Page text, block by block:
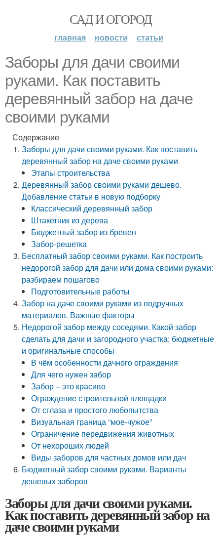
САД И ОГОРОД
главная новости статьи
Заборы для дачи своими
руками. Как поставить
деревянный забор на даче
своими руками
Содержание
Заборы для дачи своими руками. Как поставить
деревянный забор на даче своими руками
Этапы строительства
Деревянный забор своими руками дешево.
Добавление статьи в новую подборку
Классический деревянный забор
Штакетник из дерева
Бюджетный забор из бревен
Забор-решетка
Бесплатный забор своими руками. Как построить
недорогой забор для дачи или дома своими руками:
разбираем пошагово
Подготовительные работы
Забор на даче своими руками из подручных
материалов. Важные факторы
Недорогой забор между соседями. Какой забор
сделать для дачи и загородного участка: бюджетные
и оригинальные способы
В чём особенности дачного ограждения
Для чего нужен забор
Забор – это красиво
Ограждение строительной площадки
От сглаза и простого любопытства
Визуальная граница “мое-чужое”
Ограничение передвижения животных
От нехороших людей
Виды заборов для частных домов или дач
Бюджетный забор своими руками. Варианты
дешевых заборов
Заборы для дачи своими руками.
Как поставить деревянный забор на
даче своими руками